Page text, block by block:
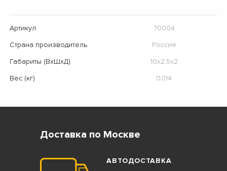
Артикул
70004
Страна производитель
Россия
Габариты (ВхШхД)
10х2,5х2
Вес (кг)
0.014
Доставка по Москве
АВТОДОСТАВКА